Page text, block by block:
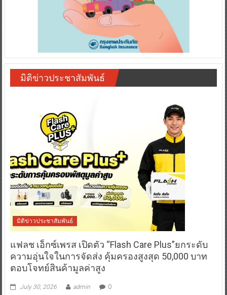
มิติข่าวประชาสัมพันธ์
มิติข่าวประชาสัมพันธ์
แฟลช เอ็กซ์เพรส เปิดตัว “Flash Care Plus”ยกระดับ
ความอุ่นใจในการจัดส่ง คุ้มครองสูงสุด 50,000 บาท
ตอบโจทย์สินค้ามูลค่าสูง
July 30, 2026 admin 0